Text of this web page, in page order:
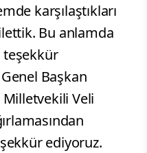
karşılaştıkları
ilettik. Bu anlamda
teşekkür
Başkan
Milletvekili Veli
ediyoruz.